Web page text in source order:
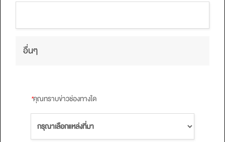
อื่นๆ
*คุณทราบข่าวช่องทางใด